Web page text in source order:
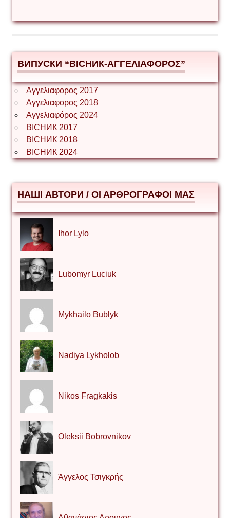
ВИПУСКИ “ВІСНИК-ΑΓΓΕΛΙΑΦΟΡΟΣ”
Αγγελιαφορος 2017
Αγγελιαφορος 2018
Αγγελιαφόρος 2024
ВІСНИК 2017
ВІСНИК 2018
ВІСНИК 2024
НАШІ АВТОРИ / ΟΙ ΑΡΘΡΟΓΡΑΦΟΙ ΜΑΣ
Ihor Lylo
Lubomyr Luciuk
Mykhailo Bublyk
Nadiya Lykholob
Nikos Fragkakis
Oleksii Bobrovnikov
Άγγελος Τσιγκρής